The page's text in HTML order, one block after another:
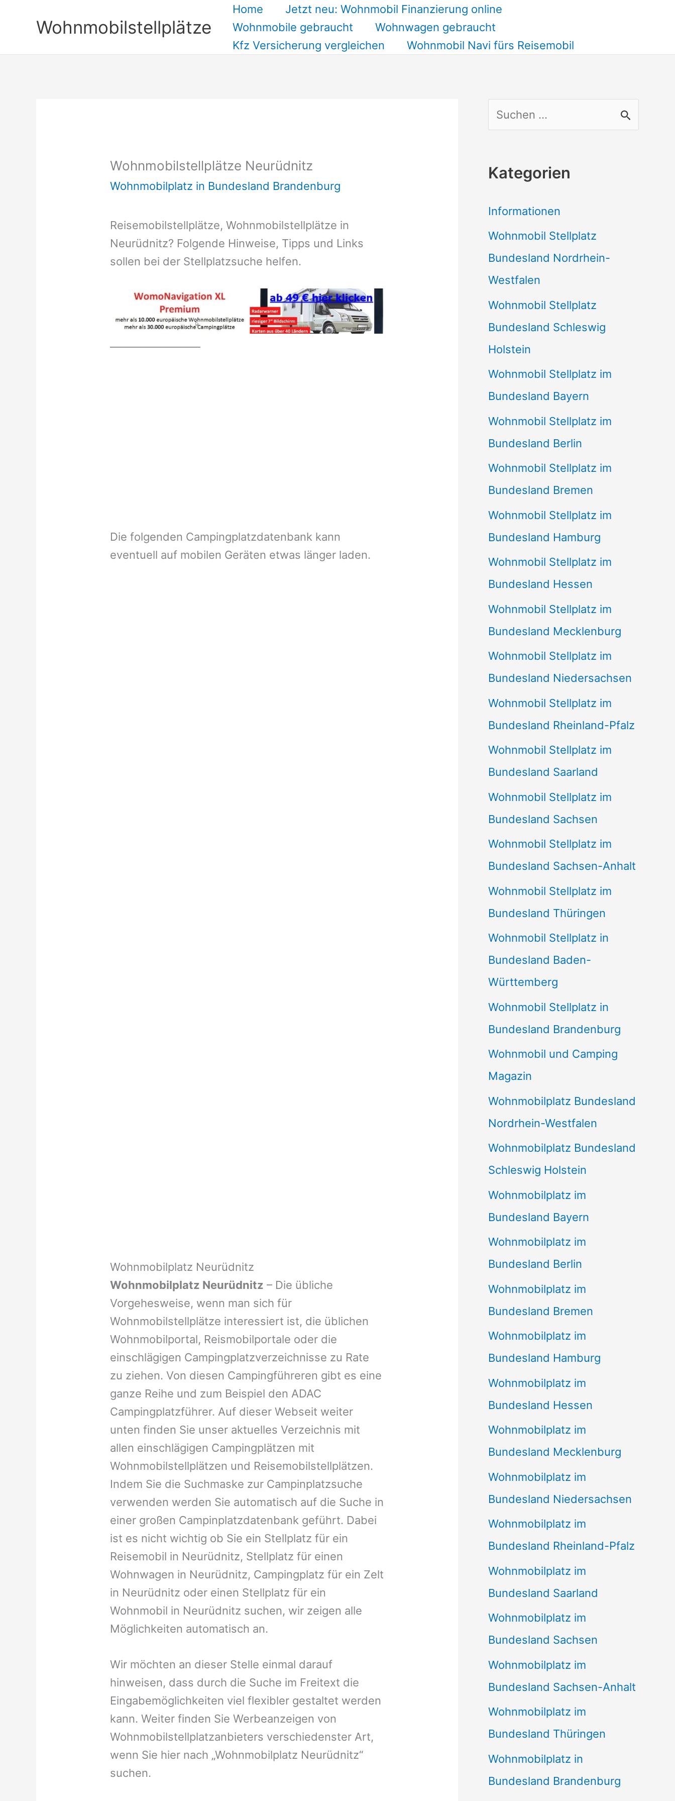
Wohnmobilstellplätze
Home
Jetzt neu: Wohnmobil Finanzierung online
Wohnmobile gebraucht
Wohnwagen gebraucht
Kfz Versicherung vergleichen
Wohnmobil Navi fürs Reisemobil
Wohnmobilstellplätze Neurüdnitz
Wohnmobilplatz in Bundesland Brandenburg
Reisemobilstellplätze, Wohnmobilstellplätze in
Neurüdnitz? Folgende Hinweise, Tipps und Links
sollen bei der Stellplatzsuche helfen.
Die folgenden Campingplatzdatenbank kann
eventuell auf mobilen Geräten etwas länger laden.
Wohnmobilplatz Neurüdnitz
Wohnmobilplatz Neurüdnitz – Die übliche
Vorgehesweise, wenn man sich für
Wohnmobilstellplätze interessiert ist, die üblichen
Wohnmobilportal, Reismobilportale oder die
einschlägigen Campingplatzverzeichnisse zu Rate
zu ziehen. Von diesen Campingführeren gibt es eine
ganze Reihe und zum Beispiel den ADAC
Campingplatzführer. Auf dieser Webseit weiter
unten finden Sie unser aktuelles Verzeichnis mit
allen einschlägigen Campingplätzen mit
Wohnmobilstellplätzen und Reisemobilstellplätzen.
Indem Sie die Suchmaske zur Campinplatzsuche
verwenden werden Sie automatisch auf die Suche in
einer großen Campinplatzdatenbank geführt. Dabei
ist es nicht wichtig ob Sie ein Stellplatz für ein
Reisemobil in Neurüdnitz, Stellplatz für einen
Wohnwagen in Neurüdnitz, Campingplatz für ein Zelt
in Neurüdnitz oder einen Stellplatz für ein
Wohnmobil in Neurüdnitz suchen, wir zeigen alle
Möglichkeiten automatisch an.
Wir möchten an dieser Stelle einmal darauf
hinweisen, dass durch die Suche im Freitext die
Eingabemöglichkeiten viel flexibler gestaltet werden
kann. Weiter finden Sie Werbeanzeigen von
Wohnmobilstellplatzanbieters verschiedenster Art,
wenn Sie hier nach „Wohnmobilplatz Neurüdnitz“
suchen.
u
h
n
a
c
h
:
Kategorien
Informationen
Wohnmobil Stellplatz
Bundesland Nordrhein-
Westfalen
Wohnmobil Stellplatz
Bundesland Schleswig
Holstein
Wohnmobil Stellplatz im
Bundesland Bayern
Wohnmobil Stellplatz im
Bundesland Berlin
Wohnmobil Stellplatz im
Bundesland Bremen
Wohnmobil Stellplatz im
Bundesland Hamburg
Wohnmobil Stellplatz im
Bundesland Hessen
Wohnmobil Stellplatz im
Bundesland Mecklenburg
Wohnmobil Stellplatz im
Bundesland Niedersachsen
Wohnmobil Stellplatz im
Bundesland Rheinland-Pfalz
Wohnmobil Stellplatz im
Bundesland Saarland
Wohnmobil Stellplatz im
Bundesland Sachsen
Wohnmobil Stellplatz im
Bundesland Sachsen-Anhalt
Wohnmobil Stellplatz im
Bundesland Thüringen
Wohnmobil Stellplatz in
Bundesland Baden-
Württemberg
Wohnmobil Stellplatz in
Bundesland Brandenburg
Wohnmobil und Camping
Magazin
Wohnmobilplatz Bundesland
Nordrhein-Westfalen
Wohnmobilplatz Bundesland
Schleswig Holstein
Wohnmobilplatz im
Bundesland Bayern
Wohnmobilplatz im
Bundesland Berlin
Wohnmobilplatz im
Bundesland Bremen
Wohnmobilplatz im
Bundesland Hamburg
Wohnmobilplatz im
Bundesland Hessen
Wohnmobilplatz im
Bundesland Mecklenburg
Wohnmobilplatz im
Bundesland Niedersachsen
Wohnmobilplatz im
Bundesland Rheinland-Pfalz
Wohnmobilplatz im
Bundesland Saarland
Wohnmobilplatz im
Bundesland Sachsen
Wohnmobilplatz im
Bundesland Sachsen-Anhalt
Wohnmobilplatz im
Bundesland Thüringen
Wohnmobilplatz in
Bundesland Brandenburg